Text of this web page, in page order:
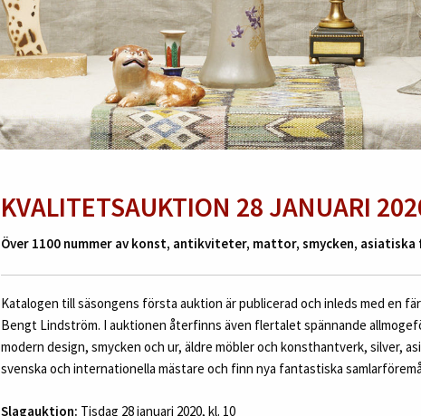
KVALITETSAUKTION 28 JANUARI
Över 1100 nummer av konst, antikviteter, mattor, smycken,
Katalogen till säsongens första auktion är publicerad och inleds med en
Bengt Lindström. I auktionen återfinns även flertalet spännande
modern design, smycken och ur, äldre möbler och konsthantverk, silver,
svenska och internationella mästare och finn nya fantastiska
Slagauktion: Tisdag 28 januari 2020, kl. 10